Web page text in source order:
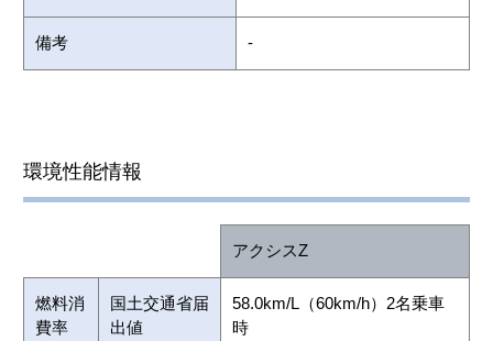
備考 -
環境性能情報
アクシスZ
燃料消
費率
国土交通省届
出値
58.0km/L（60km/h）2名乗車
時